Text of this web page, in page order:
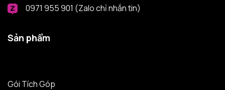
0971 955 901 (Zalo chỉ nhắn tin)
Sản phẩm
Gói Tích Góp